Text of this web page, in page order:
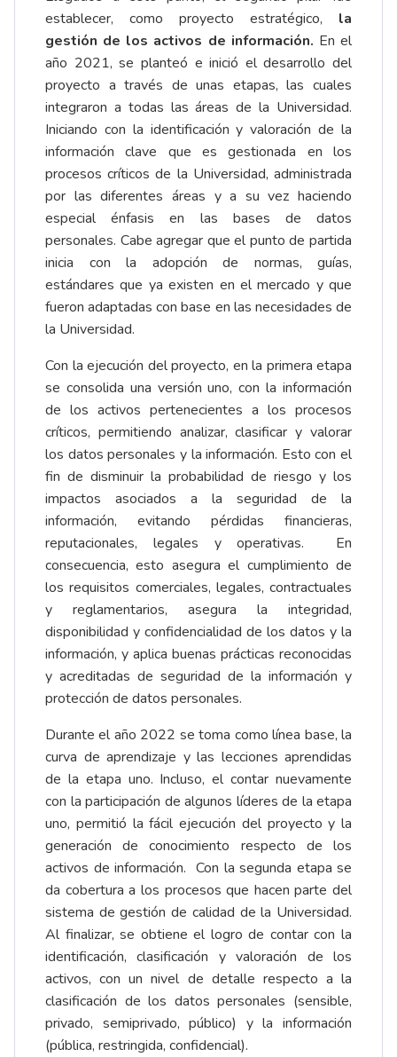
establecer, como proyecto estratégico, la
gestión de los activos de información. En el
año 2021, se planteó e inició el desarrollo del
proyecto a través de unas etapas, las cuales
integraron a todas las áreas de la Universidad.
Iniciando con la identificación y valoración de la
información clave que es gestionada en los
procesos críticos de la Universidad, administrada
por las diferentes áreas y a su vez haciendo
especial énfasis en las bases de datos
personales. Cabe agregar que el punto de partida
inicia con la adopción de normas, guías,
estándares que ya existen en el mercado y que
fueron adaptadas con base en las necesidades de
la Universidad.
Con la ejecución del proyecto, en la primera etapa
se consolida una versión uno, con la información
de los activos pertenecientes a los procesos
críticos, permitiendo analizar, clasificar y valorar
los datos personales y la información. Esto con el
fin de disminuir la probabilidad de riesgo y los
impactos asociados a la seguridad de la
información, evitando pérdidas financieras,
reputacionales, legales y operativas. En
consecuencia, esto asegura el cumplimiento de
los requisitos comerciales, legales, contractuales
y reglamentarios, asegura la integridad,
disponibilidad y confidencialidad de los datos y la
información, y aplica buenas prácticas reconocidas
y acreditadas de seguridad de la información y
protección de datos personales.
Durante el año 2022 se toma como línea base, la
curva de aprendizaje y las lecciones aprendidas
de la etapa uno. Incluso, el contar nuevamente
con la participación de algunos líderes de la etapa
uno, permitió la fácil ejecución del proyecto y la
generación de conocimiento respecto de los
activos de información. Con la segunda etapa se
da cobertura a los procesos que hacen parte del
sistema de gestión de calidad de la Universidad.
Al finalizar, se obtiene el logro de contar con la
identificación, clasificación y valoración de los
activos, con un nivel de detalle respecto a la
clasificación de los datos personales (sensible,
privado, semiprivado, público) y la información
(pública, restringida, confidencial).